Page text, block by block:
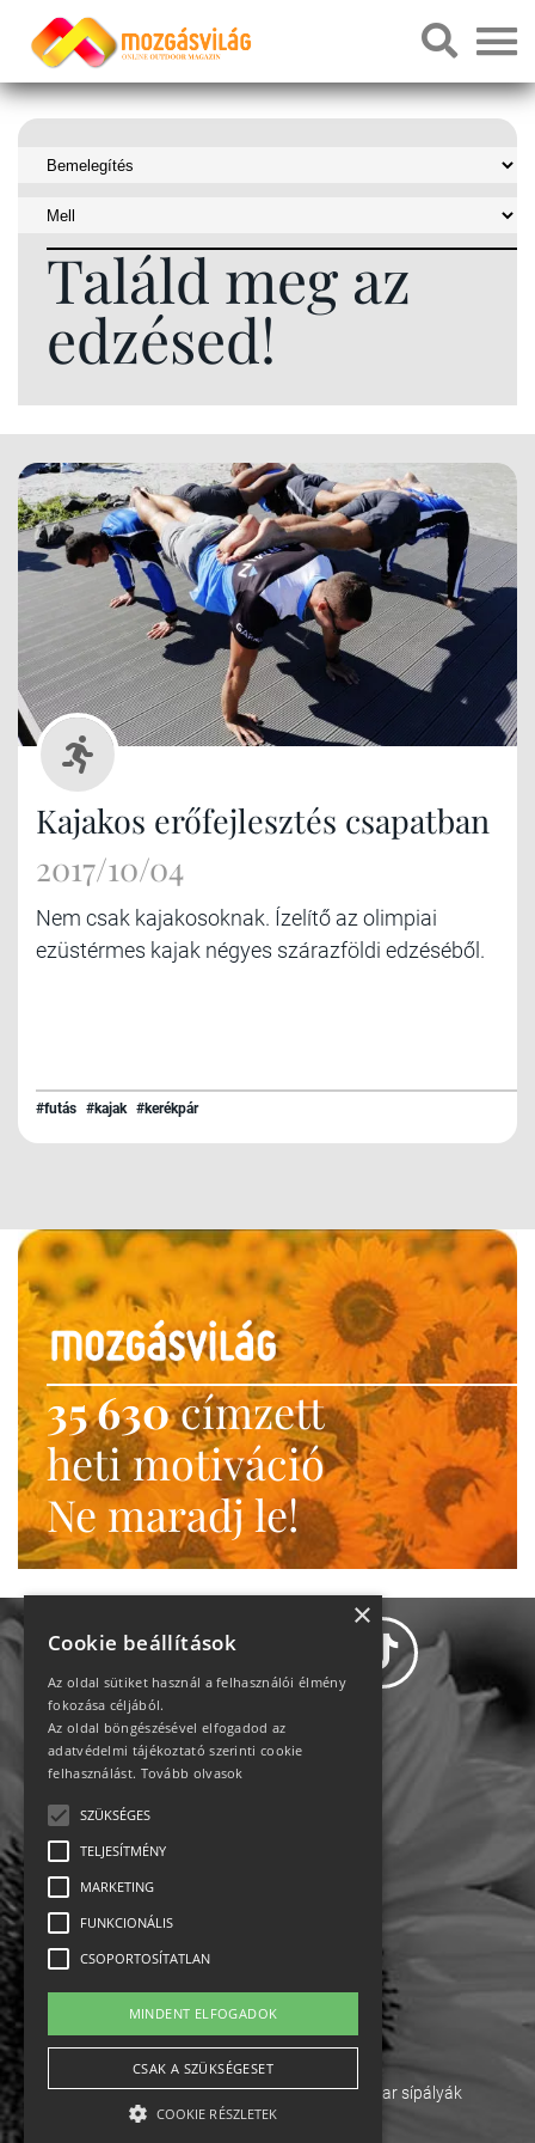
Találd meg az
edzésed!
Kajakos erőfejlesztés csapatban
2017/10/04
Nem csak kajakosoknak. Ízelítő az olimpiai
ezüstérmes kajak négyes szárazföldi edzéséből.
#futás #kajak #kerékpár
35 630címzett
heti motiváció
Ne maradj le!
Adatvédelem
Impresszum-kapcsolat
English
Ebike Osztrák sípályák Magyar sípályák
×
Cookie beállítások
Az oldal sütiket használ a felhasználói élmény
fokozása céljából.
Az oldal böngészésével elfogadod az
adatvédelmi tájékoztató szerinti cookie
felhasználást. Tovább olvasok
SZÜKSÉGES
TELJESÍTMÉNY
MARKETING
FUNKCIONÁLIS
CSOPORTOSÍTATLAN
MINDENT ELFOGADOK
CSAK A SZÜKSÉGESET
COOKIE RÉSZLETEK